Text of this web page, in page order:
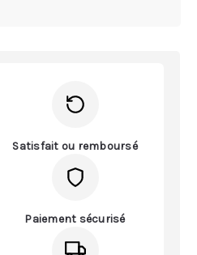
Satisfait ou remboursé
Paiement sécurisé